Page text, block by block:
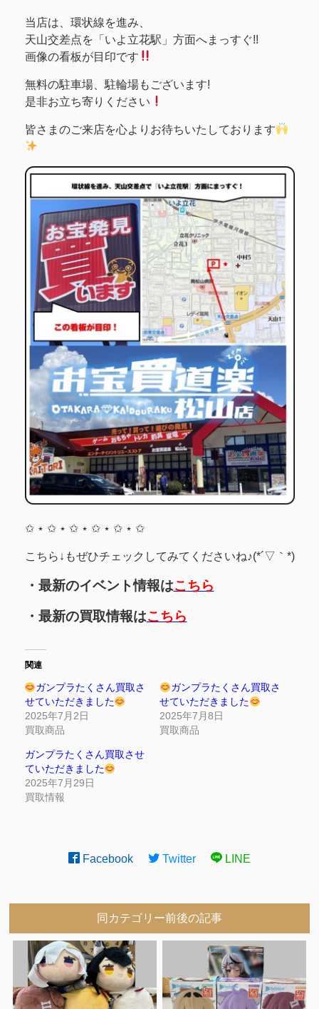
当店は、環状線を進み、
天山交差点を「いよ立花駅」方面へまっすぐ!!
画像の看板が目印です
無料の駐車場、駐輪場もございます!
是非お立ち寄りください
皆さまのご来店を心よりお待ちいたしております
✩ ⋆ ✩ ⋆ ✩ ⋆ ✩ ⋆ ✩ ⋆ ✩
こちら↓もぜひチェックしてみてくださいね♪(*´▽｀*)
・最新のイベント情報はこちら
・最新の買取情報はこちら
関連
ガンプラたくさん買取さ
せていただきました
2025年7月2日
買取商品
ガンプラたくさん買取さ
せていただきました
2025年7月8日
買取商品
ガンプラたくさん買取させ
ていただきました
2025年7月29日
買取情報
Facebook Twitter LINE
同カテゴリー前後の記事